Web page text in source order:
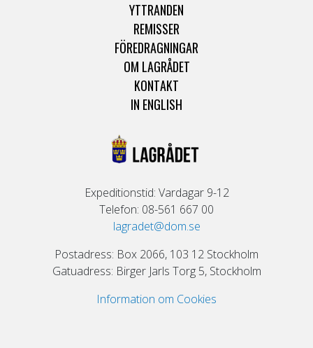
YTTRANDEN
REMISSER
FÖREDRAGNINGAR
OM LAGRÅDET
KONTAKT
IN ENGLISH
Expeditionstid: Vardagar 9-12
Telefon: 08-561 667 00
lagradet@dom.se
Postadress: Box 2066, 103 12 Stockholm
Gatuadress: Birger Jarls Torg 5, Stockholm
Information om Cookies